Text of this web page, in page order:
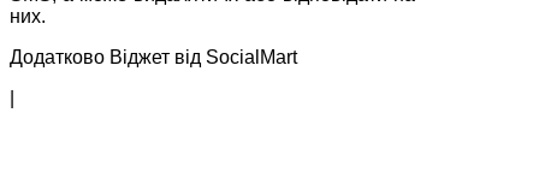
них.
Додатково Віджет від SocialMart